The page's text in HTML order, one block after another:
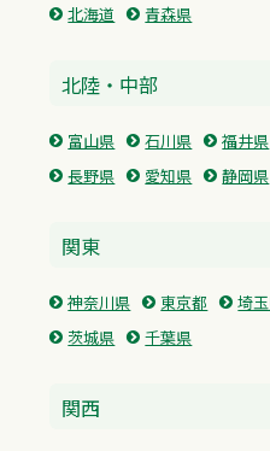
北海道 青森県
北陸・中部
富山県 石川県 福井県
長野県
愛知県 静岡県
関東
神奈川県 東京都 埼
茨城県
千葉県
関西